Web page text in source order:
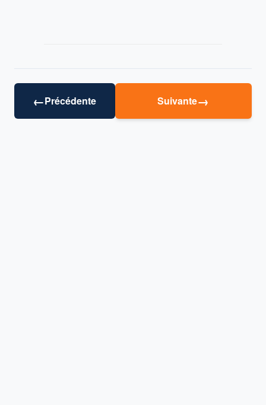
←Précédente Suivante→